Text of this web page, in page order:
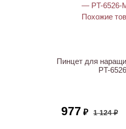
Пинцет для
PT-
977 ₽ 1 124 ₽